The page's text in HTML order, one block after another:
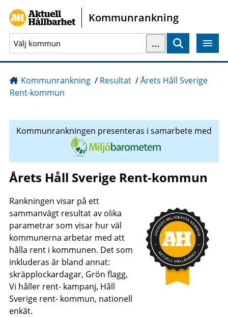
Gå direkt till sidans innehåll
Kommunrankning
…
Kommunrankning / Resultat /Årets Håll Sverige
Rent-kommun
Kommunrankningen presenteras i samarbete med
Årets Håll Sverige Rent-kommun
Rankningen visar på ett
sammanvägt resultat av olika
parametrar som visar hur väl
kommunerna arbetar med att
hålla rent i kommunen. Det som
inkluderas är bland annat:
skräpplockardagar, Grön flagg,
Vi håller rent- kampanj, Håll
Sverige rent- kommun, nationell
enkät.